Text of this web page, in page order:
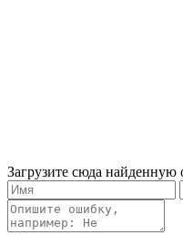
Загрузите сюда